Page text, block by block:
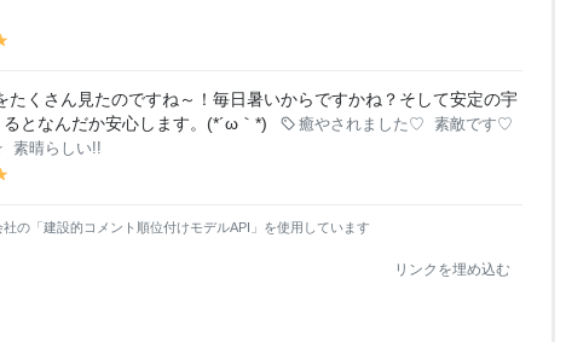
たくさん見たのですね～！毎日暑いからですかね？そして安定の宇
となんだか安心します。(*´ω｀*)
癒やされました♡
素敵です♡
素晴らしい!!
の「建設的コメント順位付けモデルAPI」を使用しています
リンクを埋め込む